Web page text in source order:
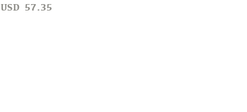
USD 57.35